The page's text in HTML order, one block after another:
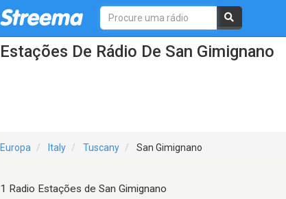
Estações De Rádio De San Gimignano
Europa Italy Tuscany San Gimignano
1 Radio Estações de San Gimignano